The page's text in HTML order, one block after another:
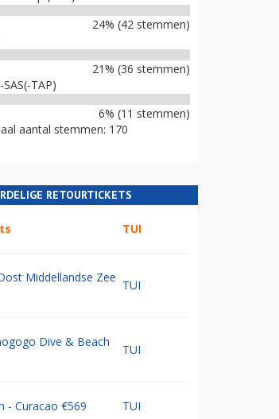
24% (42 stemmen)
21% (36 stemmen)
TAP)
6% (11 stemmen)
aantal stemmen: 170
RETOURTICKETS
TUI
Middellandse Zee
TUI
Dive & Beach
TUI
- Curacao €569 TUI